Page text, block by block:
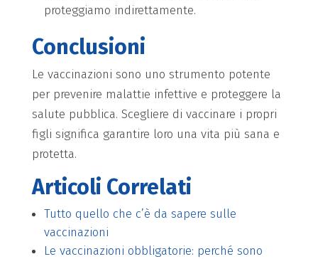
proteggiamo indirettamente.
Conclusioni
Le vaccinazioni sono uno strumento potente
per prevenire malattie infettive e proteggere la
salute pubblica. Scegliere di vaccinare i propri
figli significa garantire loro una vita più sana e
protetta.
Articoli Correlati
Tutto quello che c’è da sapere sulle
vaccinazioni
Le vaccinazioni obbligatorie: perché sono